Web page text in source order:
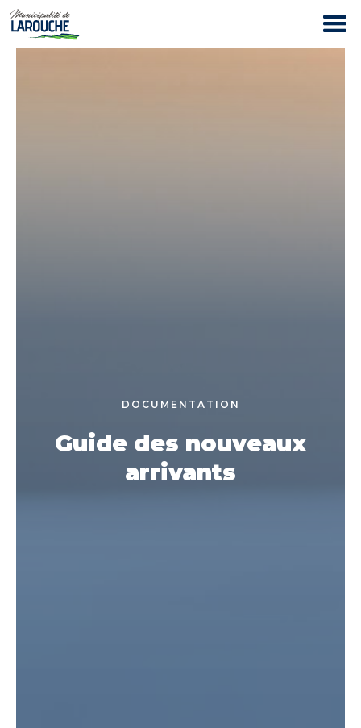
DOCUMENTATION
Guide des nouveaux
arrivants